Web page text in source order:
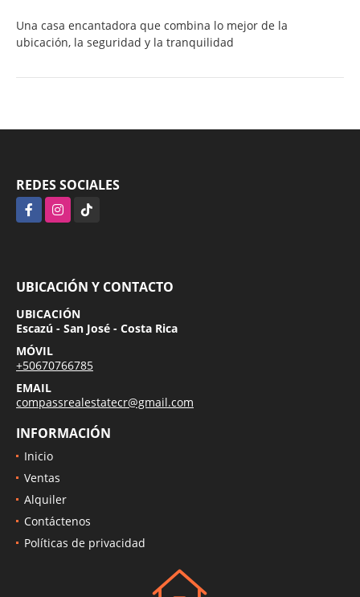
Una casa encantadora que combina lo mejor de la
ubicación, la seguridad y la tranquilidad
REDES SOCIALES
FacebookInstagramTikTok
UBICACIÓN Y CONTACTO
UBICACIÓN
Escazú - San José - Costa Rica
MÓVIL
+50670766785
EMAIL
compassrealestatecr@gmail.com
INFORMACIÓN
Inicio
Ventas
Alquiler
Contáctenos
Políticas de privacidad